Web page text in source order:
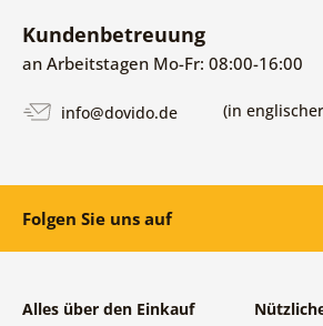
Kundenbetreuung
an Arbeitstagen Mo-Fr: 08:00-16:00
info@dovido.de (in
Folgen Sie uns auf
Alles über den Einkauf